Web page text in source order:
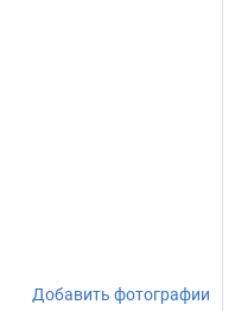
Добавить фотографии